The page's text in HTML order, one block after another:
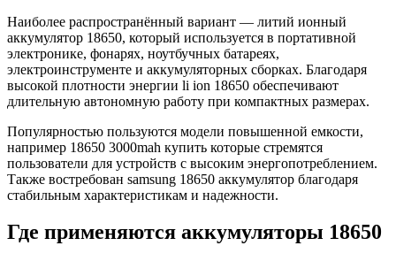
Наиболее распространённый вариант — литий ионный
аккумулятор 18650, который используется в портативной
электронике, фонарях, ноутбучных батареях,
электроинструменте и аккумуляторных сборках. Благодаря
высокой плотности энергии li ion 18650 обеспечивают
длительную автономную работу при компактных размерах.
Популярностью пользуются модели повышенной емкости,
например 18650 3000mah купить которые стремятся
пользователи для устройств с высоким энергопотреблением.
Также востребован samsung 18650 аккумулятор благодаря
стабильным характеристикам и надежности.
Где применяются аккумуляторы 18650